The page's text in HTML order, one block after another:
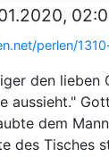
perlen/
den
aussieht."
dem
des Tisches